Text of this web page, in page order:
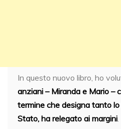
In questo nuovo libro, ho
anziani – Miranda e Mario –
termine che designa tanto
Stato, ha relegato ai margini.